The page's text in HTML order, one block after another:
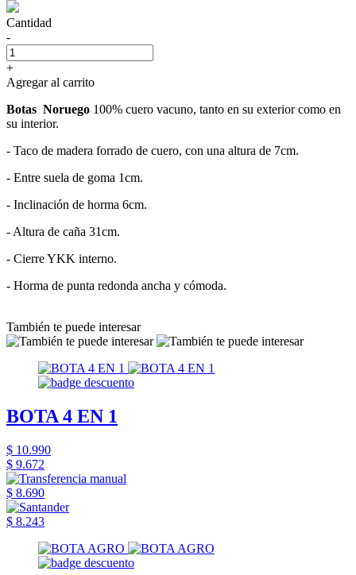
Cantidad
-
+
Agregar al carrito
Botas Noruego 100% cuero vacuno, tanto en su exterior como en
su interior.
- Taco de madera forrado de cuero, con una altura de 7cm.
- Entre suela de goma 1cm.
- Inclinación de horma 6cm.
- Altura de caña 31cm.
- Cierre YKK interno.
- Horma de punta redonda ancha y cómoda.
También te puede interesar
BOTA 4 EN 1
$ 10.990
$ 9.672
$ 8.690
$ 8.243